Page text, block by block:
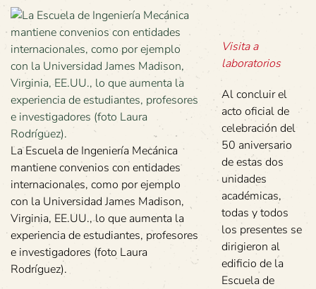
La Escuela de Ingeniería Mecánica
mantiene convenios con entidades
internacionales, como por ejemplo
con la Universidad James Madison,
Virginia, EE.UU., lo que aumenta la
experiencia de estudiantes, profesores
e investigadores (foto Laura
Rodríguez).
Visita a
laboratorios
Al concluir el
acto oficial de
celebración del
50 aniversario
de estas dos
unidades
académicas,
todas y todos
los presentes se
dirigieron al
edificio de la
Escuela de